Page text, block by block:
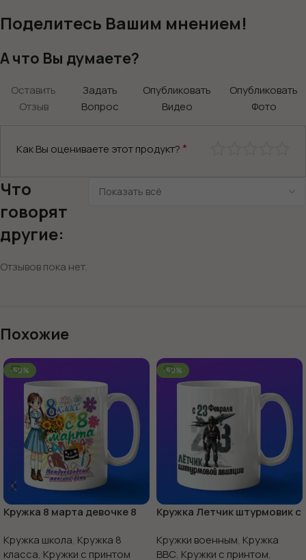
Поделитесь Вашим мнением!
А что Вы думаете?
Оставить
Отзыв
Задать
Вопрос
Опубликовать
Видео
Опубликовать
Фото
Как Вы оцениваете этот продукт? *
Что
говорят
другие:
Отзывов пока нет.
Похожие
-60%
Кружка 8 марта девочке 8
Кружка школа, Кружка 8
класса, Кружки с принтом
-60%
Кружка Летчик штурмовик с
Кружки военным, Кружка
ВВС, Кружки с принтом,